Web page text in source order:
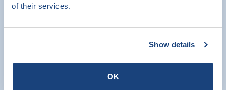
of their services.
Show details
OK